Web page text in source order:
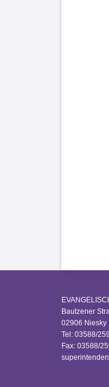
Bautzener
02906 Niesky
Tel: 03588/
Fax: 03588/